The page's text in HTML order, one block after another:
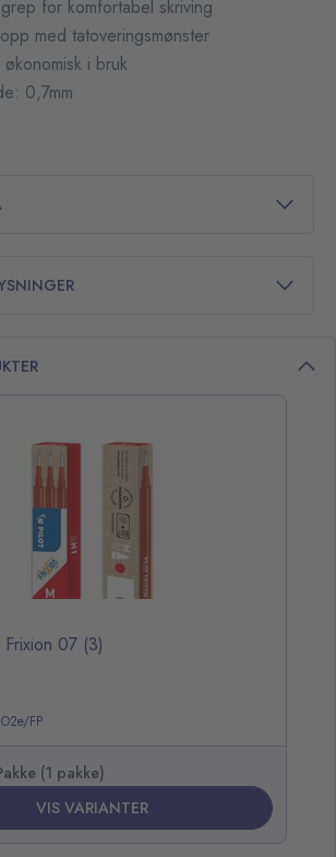
for komfortabel skriving
med tatoveringsmønster
i bruk
0,7mm
07 (3)
FP
(1 pakke)
VIS VARIANTER